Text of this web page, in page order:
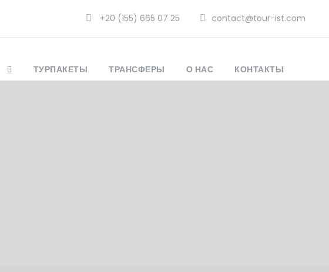
+20 (155) 665 07 25 contact@tour-ist.com
ТУРПАКЕТЫ ТРАНСФЕРЫ О НАС КОНТАКТЫ